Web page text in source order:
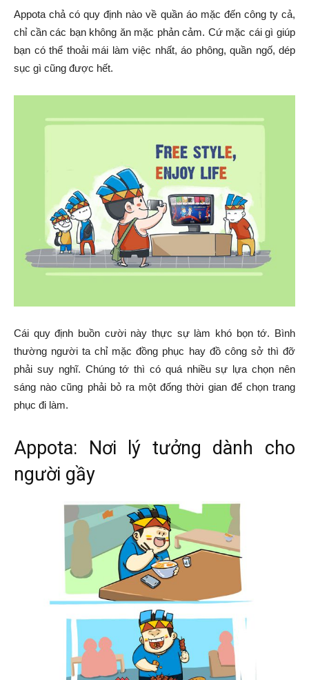
Appota chả có quy định nào về quần áo mặc đến công ty cả,
chỉ cần các bạn không ăn mặc phản cảm. Cứ mặc cái gì giúp
bạn có thể thoải mái làm việc nhất, áo phông, quần ngố, dép
sục gì cũng được hết.
Cái quy định buồn cười này thực sự làm khó bọn tớ. Bình
thường người ta chỉ mặc đồng phục hay đồ công sở thì đỡ
phải suy nghĩ. Chúng tớ thì có quá nhiều sự lựa chọn nên
sáng nào cũng phải bỏ ra một đống thời gian để chọn trang
phục đi làm.
Appota: Nơi lý tưởng dành cho
người gầy